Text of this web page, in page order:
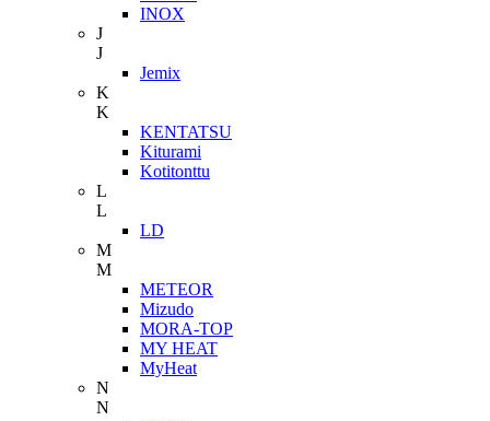
INOX
J
J
Jemix
K
K
KENTATSU
Kiturami
Kotitonttu
L
L
LD
M
M
METEOR
Mizudo
MORA-TOP
MY HEAT
MyHeat
N
N